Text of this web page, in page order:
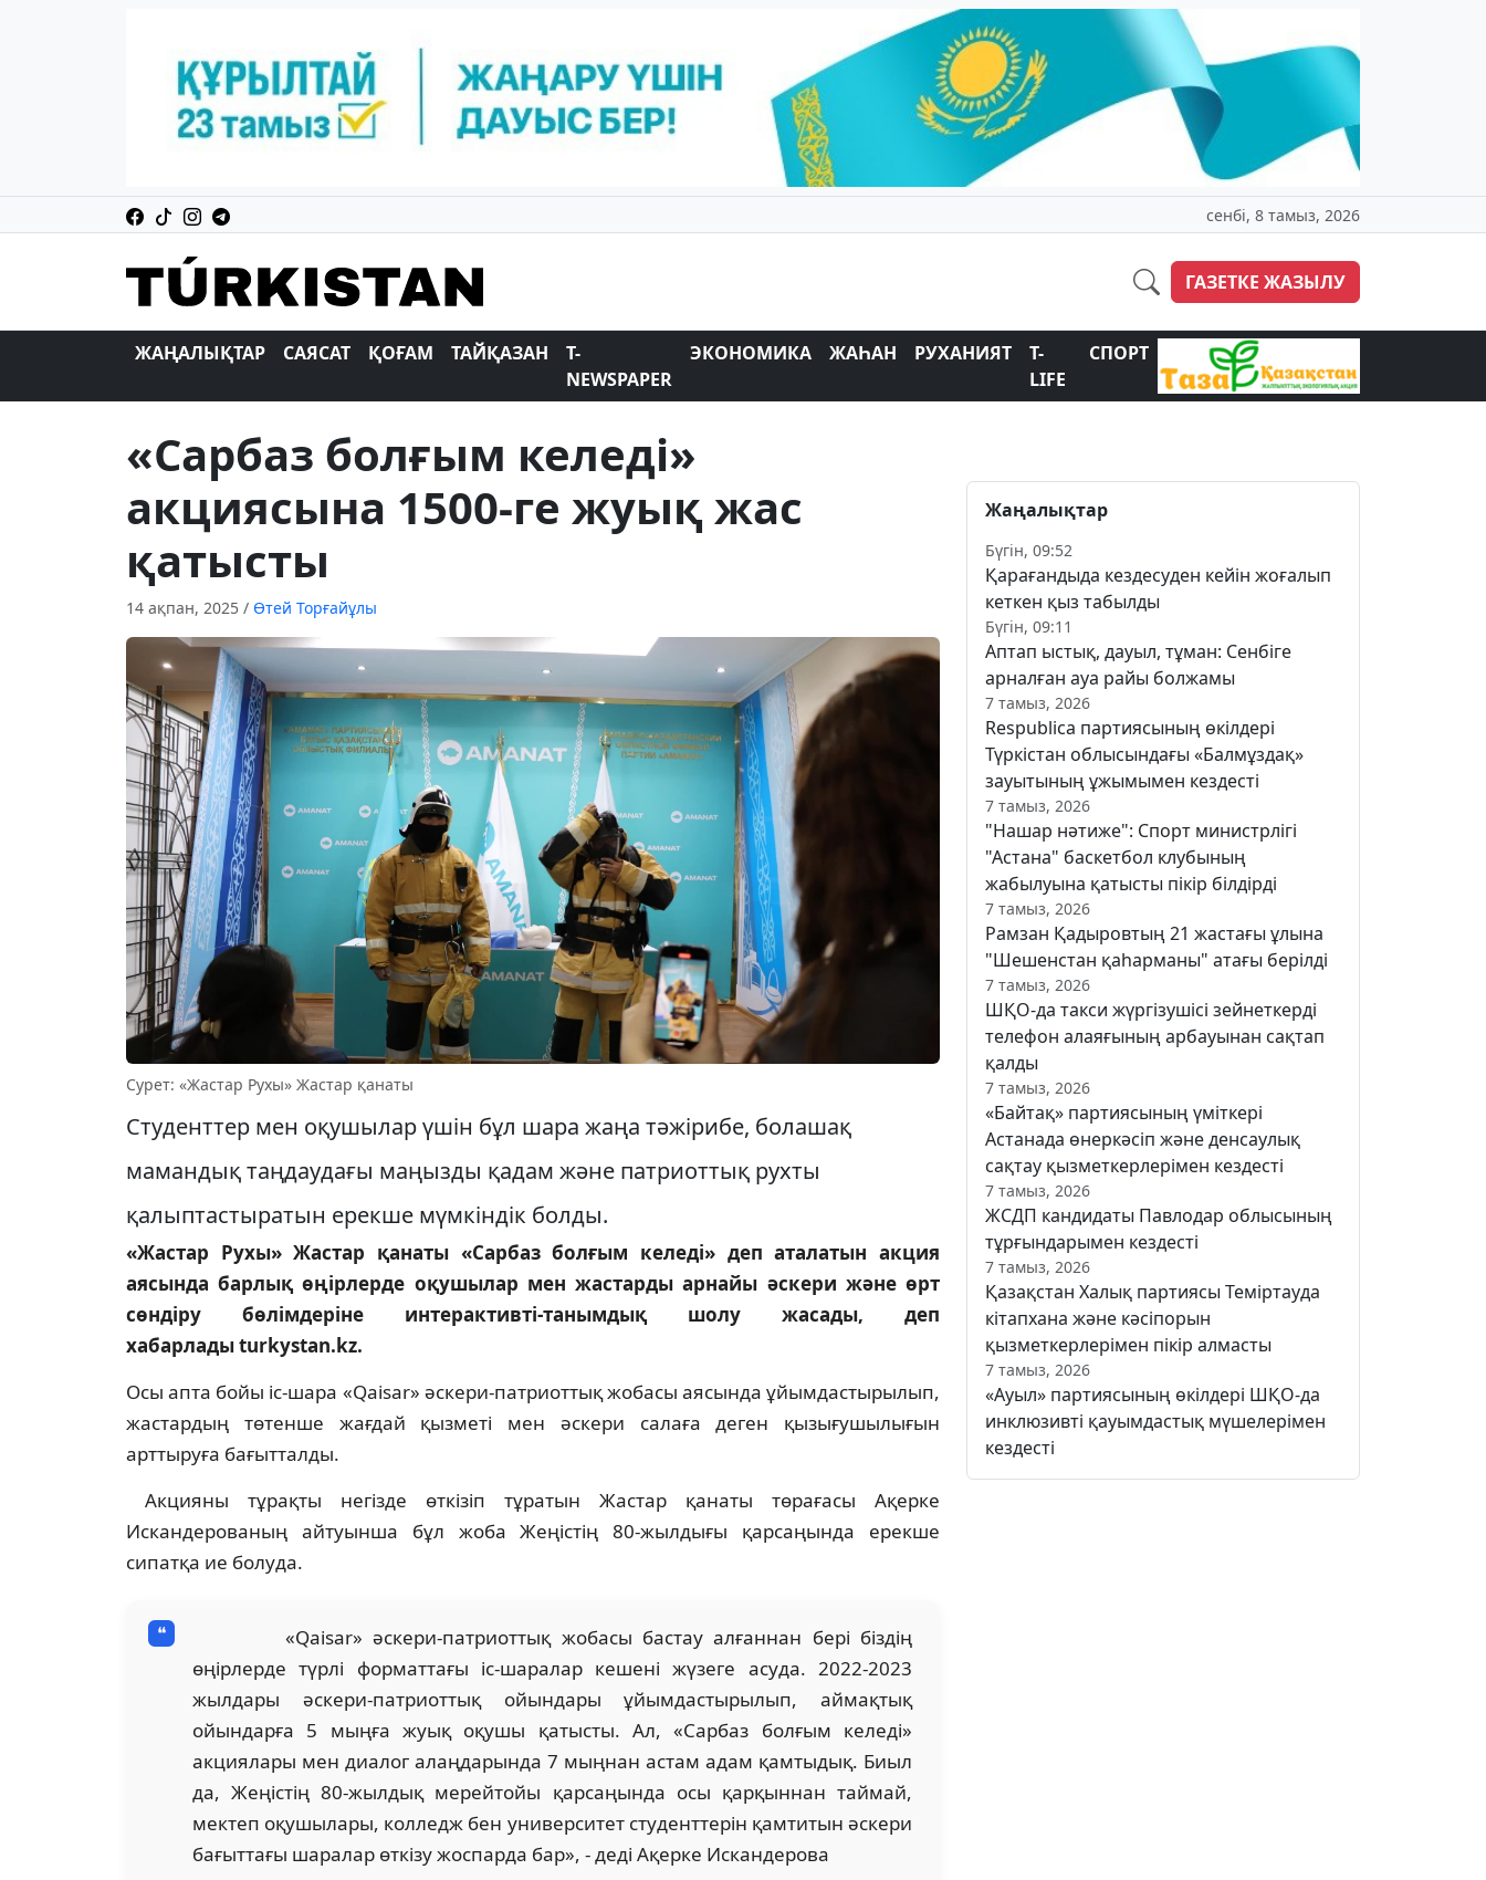
сенбі, 8 тамыз, 2026
ГАЗЕТКЕ ЖАЗЫЛУ
ЖАҢАЛЫҚТАР САЯСАТ ҚОҒАМ ТАЙҚАЗАН
T-
NEWSPAPER
ЭКОНОМИКА ЖАҺАН РУХАНИЯТ
T-
LIFE
СПОРТ
«Сарбаз болғым келеді»
акциясына 1500-ге жуық жас
қатысты
14 ақпан, 2025 / Өтей Торғайұлы
Сурет: «Жастар Рухы» Жастар қанаты
Студенттер мен оқушылар үшін бұл шара жаңа тәжірибе, болашақ
мамандық таңдаудағы маңызды қадам және патриоттық рухты
қалыптастыратын ерекше мүмкіндік болды.
«Жастар Рухы» Жастар қанаты «Сарбаз болғым келеді» деп аталатын акция
аясында барлық өңірлерде оқушылар мен жастарды арнайы әскери және өрт
сөндіру бөлімдеріне интерактивті-танымдық шолу жасады, деп
хабарлады turkystan.kz.
Осы апта бойы іс-шара «Qaisar» әскери-патриоттық жобасы аясында ұйымдастырылып,
жастардың төтенше жағдай қызметі мен әскери салаға деген қызығушылығын
арттыруға бағытталды.
Акцияны тұрақты негізде өткізіп тұратын Жастар қанаты төрағасы Ақерке
Искандерованың айтуынша бұл жоба Жеңістің 80-жылдығы қарсаңында ерекше
сипатқа ие болуда.
«Qaisar» әскери-патриоттық жобасы бастау алғаннан бері біздің
өңірлерде түрлі форматтағы іс-шаралар кешені жүзеге асуда. 2022-2023
жылдары әскери-патриоттық ойындары ұйымдастырылып, аймақтық
ойындарға 5 мыңға жуық оқушы қатысты. Ал, «Сарбаз болғым келеді»
акциялары мен диалог алаңдарында 7 мыңнан астам адам қамтыдық. Биыл
да, Жеңістің 80-жылдық мерейтойы қарсаңында осы қарқыннан таймай,
мектеп оқушылары, колледж бен университет студенттерін қамтитын әскери
бағыттағы шаралар өткізу жоспарда бар», - деді Ақерке Искандерова
Жаңалықтар
Бүгін, 09:52
Қарағандыда кездесуден кейін жоғалып
кеткен қыз табылды
Бүгін, 09:11
Аптап ыстық, дауыл, тұман: Сенбіге
арналған ауа райы болжамы
7 тамыз, 2026
Respublica партиясының өкілдері
Түркістан облысындағы «Балмұздақ»
зауытының ұжымымен кездесті
7 тамыз, 2026
"Нашар нәтиже": Спорт министрлігі
"Астана" баскетбол клубының
жабылуына қатысты пікір білдірді
7 тамыз, 2026
Рамзан Қадыровтың 21 жастағы ұлына
"Шешенстан қаһарманы" атағы берілді
7 тамыз, 2026
ШҚО-да такси жүргізушісі зейнеткерді
телефон алаяғының арбауынан сақтап
қалды
7 тамыз, 2026
«Байтақ» партиясының үміткері
Астанада өнеркәсіп және денсаулық
сақтау қызметкерлерімен кездесті
7 тамыз, 2026
ЖСДП кандидаты Павлодар облысының
тұрғындарымен кездесті
7 тамыз, 2026
Қазақстан Халық партиясы Теміртауда
кітапхана және кәсіпорын
қызметкерлерімен пікір алмасты
7 тамыз, 2026
«Ауыл» партиясының өкілдері ШҚО-да
инклюзивті қауымдастық мүшелерімен
кездесті